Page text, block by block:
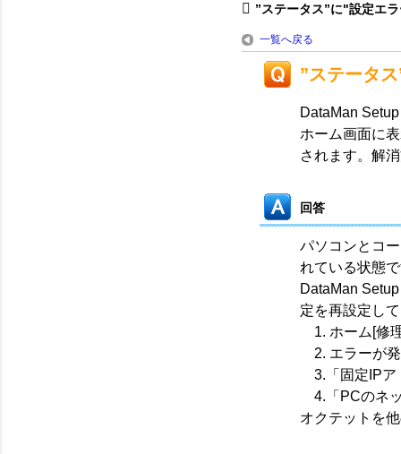
”ステータス”に"設定エ
一覧へ戻る
”ステータ
DataMan
ホーム画面に
されます。解
回答
パソコンとコ
れている状態
DataMan
定を再設定し
1. ホーム[修
2. エラーが発
3.「固定IPア
4.「PCのネ
オクテットを